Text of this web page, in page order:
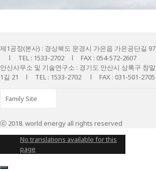
제1공장(본사) : 경상북도 문경시 가은읍 가은공단길 97
l TEL : 1533-2702 l FAX : 054-572-2607
안산사무소 및 기술연구소 : 경기도 안산시 상록구 창말
1길 21 l TEL : 1533-2702 l FAX : 031-501-2705
ⓒ 2018. world energy all rights reserved
No translations available for this
page